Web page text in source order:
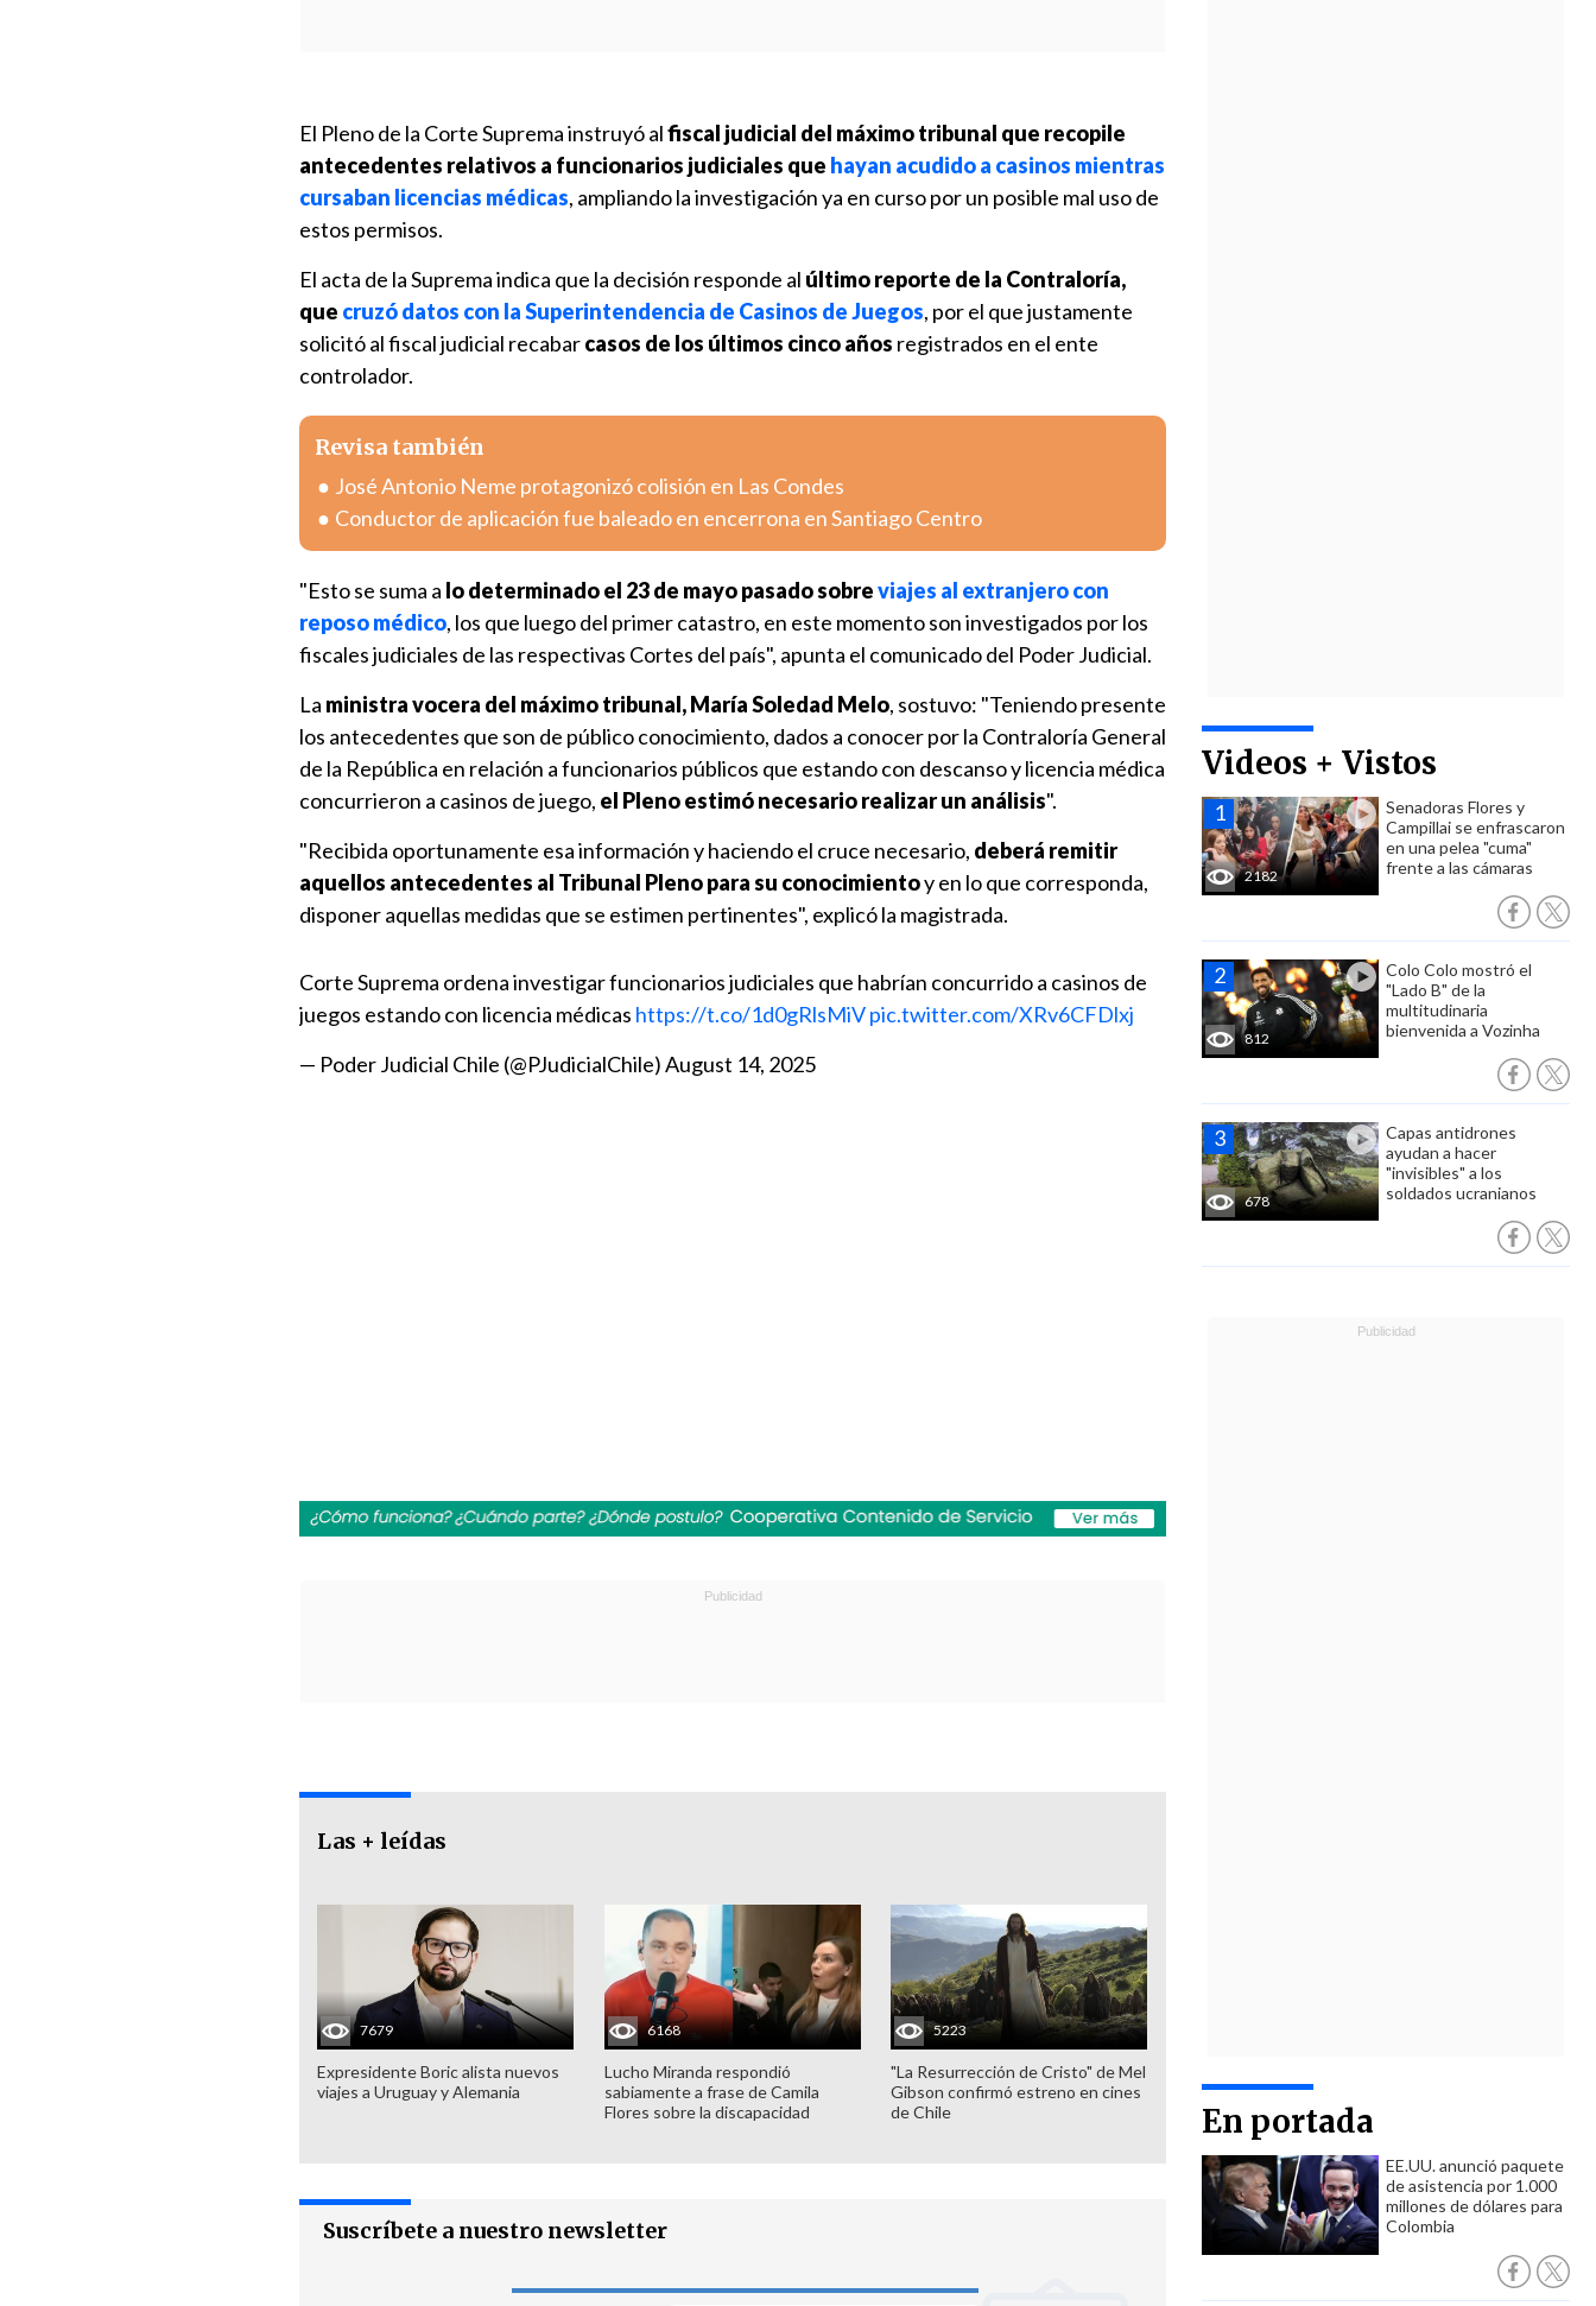
Videos + Vistos
2182
Senadoras Flores y
Campillai se enfrascaron
en una pelea "cuma"
frente a las cámaras
812
Colo Colo mostró el
"Lado B" de la
multitudinaria
bienvenida a Vozinha
678
Capas antidrones
ayudan a hacer
"invisibles" a los
soldados ucranianos
En portada
EE.UU. anunció paquete
de asistencia por 1.000
millones de dólares para
Colombia
El Pleno de la Corte Suprema instruyó alfiscal judicial del máximo tribunal que recopile
antecedentes relativos a funcionarios judiciales que hayan acudido a casinos mientras
cursaban licencias médicas, ampliando la investigación ya en curso por un posible mal uso de
estos permisos.
El acta de la Suprema indica que la decisión responde al último reporte de la Contraloría,
que cruzó datos con la Superintendencia de Casinos de Juegos, por el que justamente
solicitó al fiscal judicial recabarcasos de los últimos cinco años registrados en el ente
controlador.
Revisa también
José Antonio Neme protagonizó colisión en Las Condes
Conductor de aplicación fue baleado en encerrona en Santiago Centro
"Esto se suma a lo determinado el 23 de mayo pasado sobreviajes al extranjero con
reposo médico, los que luego del primer catastro, en este momento son investigados por los
fiscales judiciales de las respectivas Cortes del país", apunta el comunicado del Poder Judicial.
La ministra vocera del máximo tribunal, María Soledad Melo, sostuvo: "Teniendo presente
los antecedentes que son de público conocimiento, dados a conocer por la Contraloría General
de la República en relación a funcionarios públicos que estando con descanso y licencia médica
concurrieron a casinos de juego, el Pleno estimó necesario realizar un análisis".
"Recibida oportunamente esa información y haciendo el cruce necesario, deberá remitir
aquellos antecedentes al Tribunal Pleno para su conocimientoy en lo que corresponda,
disponer aquellas medidas que se estimen pertinentes", explicó la magistrada.
Corte Suprema ordena investigar funcionarios judiciales que habrían concurrido a casinos de
juegos estando con licencia médicas https://t.co/1d0gRlsMiVpic.twitter.com/XRv6CFDlxj
— Poder Judicial Chile (@PJudicialChile)August 14, 2025
Las + leídas
7679
Expresidente Boric alista nuevos
viajes a Uruguay y Alemania
6168
Lucho Miranda respondió
sabiamente a frase de Camila
Flores sobre la discapacidad
5223
"La Resurrección de Cristo" de Mel
Gibson confirmó estreno en cines
de Chile
Suscríbete a nuestro newsletter